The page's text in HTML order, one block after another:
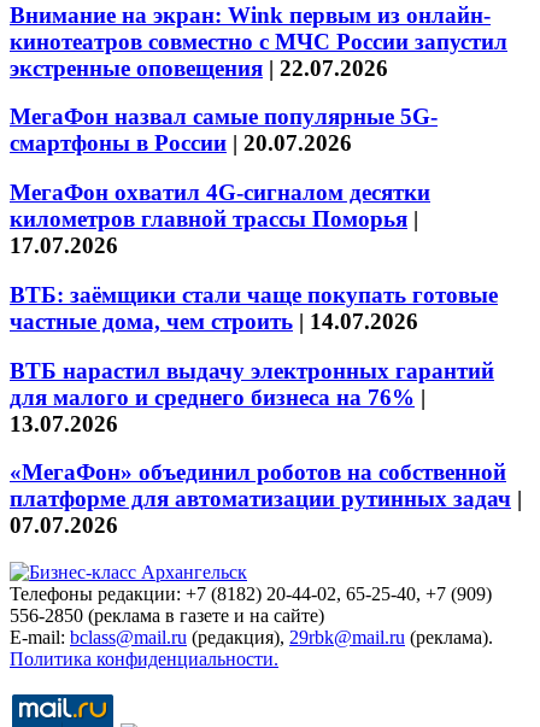
Внимание на экран: Wink первым из онлайн-
кинотеатров совместно с МЧС России запустил
экстренные оповещения | 22.07.2026
МегаФон назвал самые популярные 5G-
смартфоны в России | 20.07.2026
МегаФон охватил 4G-сигналом десятки
километров главной трассы Поморья |
17.07.2026
ВТБ: заёмщики стали чаще покупать готовые
частные дома, чем строить | 14.07.2026
ВТБ нарастил выдачу электронных гарантий
для малого и среднего бизнеса на 76% |
13.07.2026
«МегаФон» объединил роботов на собственной
платформе для автоматизации рутинных задач |
07.07.2026
Телефоны редакции: +7 (8182) 20-44-02, 65-25-40, +7 (909)
556-2850 (реклама в газете и на сайте)
E-mail: bclass@mail.ru (редакция), 29rbk@mail.ru (реклама).
Политика конфиденциальности.